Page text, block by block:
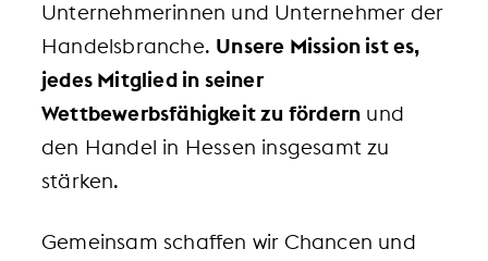
Unternehmerinnen und Unternehmer der
Handelsbranche. Unsere Mission ist es,
jedes Mitglied in seiner
Wettbewerbsfähigkeit zu fördern und
den Handel in Hessen insgesamt zu
stärken.
Gemeinsam schaffen wir Chancen und